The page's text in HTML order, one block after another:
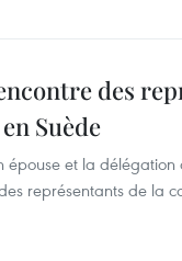
des
Suède
épouse et la
représentants de la